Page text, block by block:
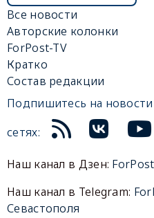
Все новости
Авторские колонки
ForPost-TV
Кратко
Состав редакции
Подпишитесь на
сетях:
Наш канал в Дзен:
Наш канал в Telegram:
Севастополя